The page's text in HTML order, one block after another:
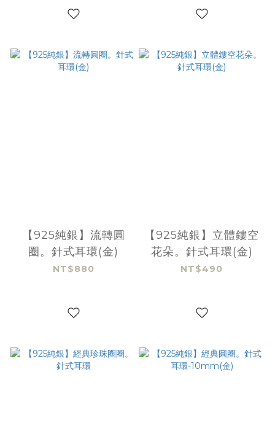
【925純銀】流轉圓
圈。針式耳環(金)
NT$880
【925純銀】立體鏤空
花朵。針式耳環(金)
NT$490